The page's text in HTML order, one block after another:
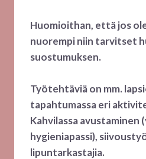
Huomioithan, että jos
nuorempi niin tarvitset
suostumuksen.
Työtehtäviä on mm.
tapahtumassa eri
Kahvilassa avustaminen
hygieniapassi),
lipuntarkastajia.